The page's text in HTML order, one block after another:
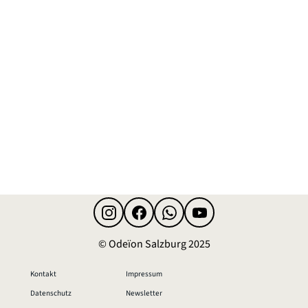
InstagramFacebookWhatsApp-Kanal
YouTube
© Odeïon Salzburg 2025
Kontakt
Impressum
Datenschutz
Newsletter